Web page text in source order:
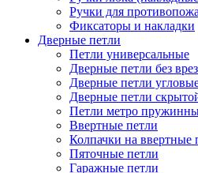
Ручки для
Фиксаторы и накладки
Дверные петли
Петли универсальные
Дверные петли без
Дверные петли
Дверные петли
Петли метро
Ввертные петли
Колпачки на ввертные
Пяточные петли
Гаражные петли